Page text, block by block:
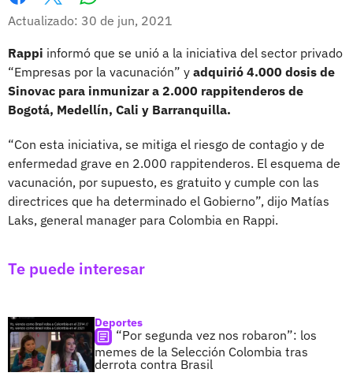
Facebook
X
Actualizado: 30 de jun, 2021
Rappi informó que se unió a la iniciativa del sector privado
“Empresas por la vacunación” y adquirió 4.000 dosis de
Sinovac para inmunizar a 2.000 rappitenderos de
Bogotá, Medellín, Cali y Barranquilla.
“Con esta iniciativa, se mitiga el riesgo de contagio y de
enfermedad grave en 2.000 rappitenderos. El esquema de
vacunación, por supuesto, es gratuito y cumple con las
directrices que ha determinado el Gobierno”, dijo Matías
Laks, general manager para Colombia en Rappi.
Te puede interesar
Deportes
“Por segunda vez nos robaron”: los
memes de la Selección Colombia tras
derrota contra Brasil